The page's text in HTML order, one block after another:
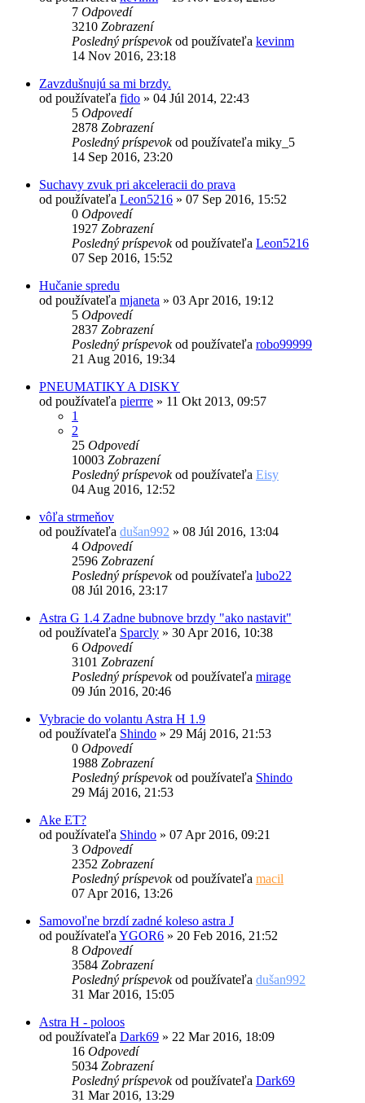
7 Odpovedí
3210 Zobrazení
Posledný príspevokod používateľa kevinm
14 Nov 2016, 23:18
Zavzdušnujú sa mi brzdy.
od používateľa fido » 04 Júl 2014, 22:43
5 Odpovedí
2878 Zobrazení
Posledný príspevokod používateľa miky_5
14 Sep 2016, 23:20
Suchavy zvuk pri akceleracii do prava
od používateľa Leon5216 » 07 Sep 2016, 15:52
0 Odpovedí
1927 Zobrazení
Posledný príspevokod používateľa Leon5216
07 Sep 2016, 15:52
Hučanie spredu
od používateľa mjaneta » 03 Apr 2016, 19:12
5 Odpovedí
2837 Zobrazení
Posledný príspevokod používateľa robo99999
21 Aug 2016, 19:34
PNEUMATIKY A DISKY
od používateľa pierrre » 11 Okt 2013, 09:57
1
2
25 Odpovedí
10003 Zobrazení
Posledný príspevokod používateľa Eisy
04 Aug 2016, 12:52
vôľa strmeňov
od používateľa dušan992 » 08 Júl 2016, 13:04
4 Odpovedí
2596 Zobrazení
Posledný príspevokod používateľa lubo22
08 Júl 2016, 23:17
Astra G 1.4 Zadne bubnove brzdy "ako nastavit"
od používateľa Sparcly » 30 Apr 2016, 10:38
6 Odpovedí
3101 Zobrazení
Posledný príspevokod používateľa mirage
09 Jún 2016, 20:46
Vybracie do volantu Astra H 1.9
od používateľa Shindo » 29 Máj 2016, 21:53
0 Odpovedí
1988 Zobrazení
Posledný príspevokod používateľa Shindo
29 Máj 2016, 21:53
Ake ET?
od používateľa Shindo » 07 Apr 2016, 09:21
3 Odpovedí
2352 Zobrazení
Posledný príspevokod používateľa macil
07 Apr 2016, 13:26
Samovoľne brzdí zadné koleso astra J
od používateľa YGOR6 » 20 Feb 2016, 21:52
8 Odpovedí
3584 Zobrazení
Posledný príspevokod používateľa dušan992
31 Mar 2016, 15:05
Astra H - poloos
od používateľa Dark69 » 22 Mar 2016, 18:09
16 Odpovedí
5034 Zobrazení
Posledný príspevokod používateľa Dark69
31 Mar 2016, 13:29